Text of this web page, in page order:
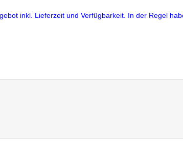
inkl. Lieferzeit und Verfügbarkeit. In der Regel